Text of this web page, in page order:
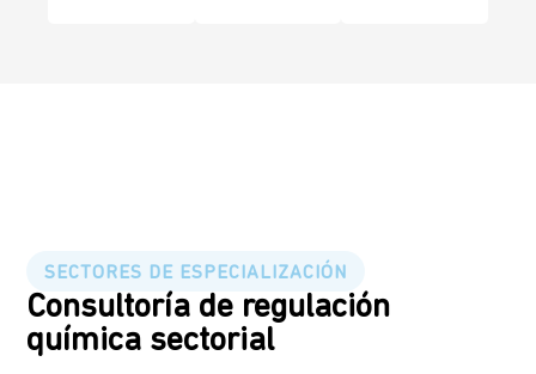
SECTORES DE ESPECIALIZACIÓN
Consultoría de regulación
química sectorial